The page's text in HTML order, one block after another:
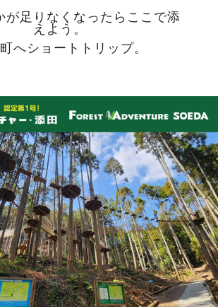
が足りなくなったらここで添
えよう。
へショートトリップ。